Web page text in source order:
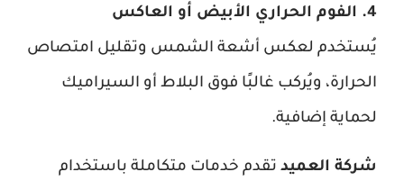
4. الفوم الحراري الأبيض أو العاكس
يُستخدم لعكس أشعة الشمس وتقليل امتصاص
الحرارة، ويُركب غالبًا فوق البلاط أو السيراميك
لحماية إضافية.
شركة العميد تقدم خدمات متكاملة باستخدام